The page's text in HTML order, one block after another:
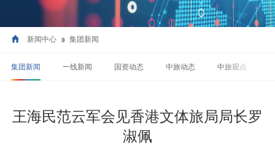
新闻中心 集团新闻
集团新闻 一线新闻 国资动态 中旅动态 中旅观点
王海民范云军会见香港文体旅局局长罗
淑佩